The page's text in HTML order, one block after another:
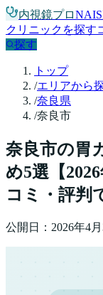
内視鏡プロ
クリニックを探す
探す
トップ
/エリアから
/奈良県
/奈良市
奈良市の胃
め5選【2026
コミ・評判
公開日： 2026年4月